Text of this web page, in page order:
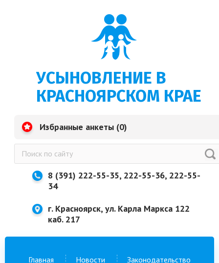
УСЫНОВЛЕНИЕ В
КРАСНОЯРСКОМ КРАЕ
Избранные анкеты (0)
8 (391) 222-55-35, 222-55-36, 222-55-
34
г. Красноярск, ул. Карла Маркса 122
каб. 217
Главная Новости Законодательство